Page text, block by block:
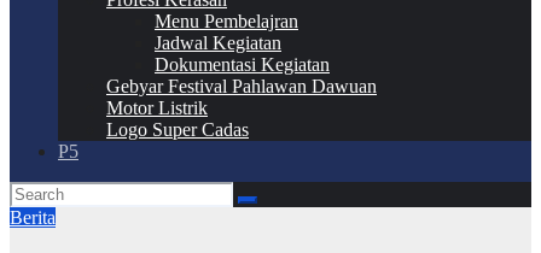
Menu Pembelajran
Jadwal Kegiatan
Dokumentasi Kegiatan
Gebyar Festival Pahlawan Dawuan
Motor Listrik
Logo Super Cadas
P5
Berita